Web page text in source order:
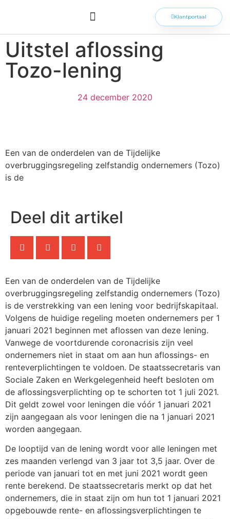
Klantportaal
Uitstel aflossing
Tozo-lening
24 december 2020
Een van de onderdelen van de Tijdelijke
overbruggingsregeling zelfstandig ondernemers (Tozo)
is de
Deel dit artikel
Een van de onderdelen van de Tijdelijke
overbruggingsregeling zelfstandig ondernemers (Tozo)
is de verstrekking van een lening voor bedrijfskapitaal.
Volgens de huidige regeling moeten ondernemers per 1
januari 2021 beginnen met aflossen van deze lening.
Vanwege de voortdurende coronacrisis zijn veel
ondernemers niet in staat om aan hun aflossings- en
renteverplichtingen te voldoen. De staatssecretaris van
Sociale Zaken en Werkgelegenheid heeft besloten om
de aflossingsverplichting op te schorten tot 1 juli 2021.
Dit geldt zowel voor leningen die vóór 1 januari 2021
zijn aangegaan als voor leningen die na 1 januari 2021
worden aangegaan.
De looptijd van de lening wordt voor alle leningen met
zes maanden verlengd van 3 jaar tot 3,5 jaar. Over de
periode van januari tot en met juni 2021 wordt geen
rente berekend. De staatssecretaris merkt op dat het
ondernemers, die in staat zijn om hun tot 1 januari 2021
opgebouwde rente- en aflossingsverplichtingen te